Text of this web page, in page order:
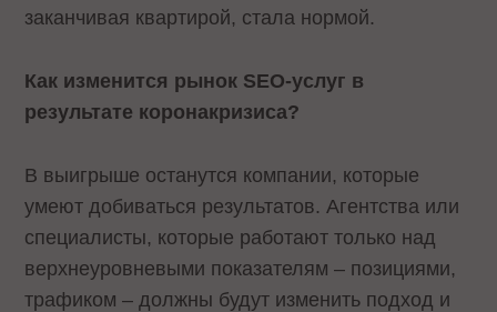
заканчивая квартирой, стала нормой.
Как изменится рынок SEO-услуг в
результате коронакризиса?
В выигрыше останутся компании, которые
умеют добиваться результатов. Агентства или
специалисты, которые работают только над
верхнеуровневыми показателям – позициями,
трафиком – должны будут изменить подход и